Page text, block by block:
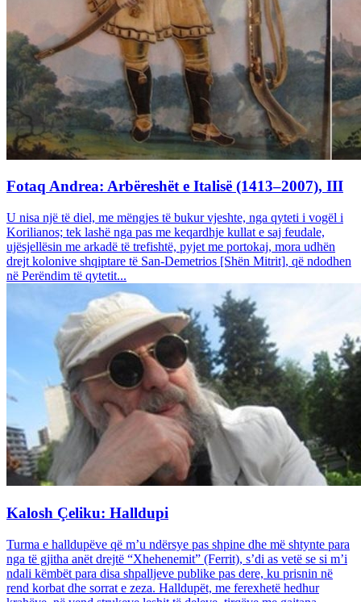
Fotaq Andrea: Arbëreshët e Italisë (1413–2007), III
U nisa një të diel, me mëngjes të bukur vjeshte, nga qyteti i vogël i
Korilianos; tek lashë nga pas me keqardhje kullat e saj feudale,
ujësjellësin me arkadë të trefishtë, pyjet me portokaj, mora udhën
drejt kolonive shqiptare të San-Demetrios [Shën Mitrit], që ndodhen
në Perëndim të qytetit...
Kalosh Çeliku: Halldupi
Turma e halldupëve që m’u ndërsye pas shpine dhe më shtynte para
nga të gjitha anët drejtë “Xhehenemit” (Ferrit), s’di as vetë se si m’i
ndali këmbët para disa shpalljeve publike pas dere, ku prisnin në
rend korbat dhe sorrat e zeza. Halldupët, me ferexhetë hedhur